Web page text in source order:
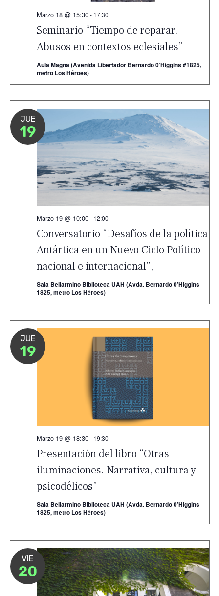
Seminario “Tiempo de reparar.
Abusos en contextos eclesiales”
Marzo 18 @ 15:30- 17:30
Aula Magna (Avenida Libertador Bernardo 0’Higgins #1825,
metro Los Héroes)
JUE
19
Conversatorio “Desafíos de la política
Antártica en un Nuevo Ciclo Político
nacional e internacional”,
Marzo 19 @ 10:00- 12:00
Sala Bellarmino Biblioteca UAH (Avda. Bernardo 0’Higgins
1825, metro Los Héroes)
JUE
19
Presentación del libro “Otras
iluminaciones. Narrativa, cultura y
psicodélicos”
Marzo 19 @ 18:30- 19:30
Sala Bellarmino Biblioteca UAH (Avda. Bernardo 0’Higgins
1825, metro Los Héroes)
VIE
20